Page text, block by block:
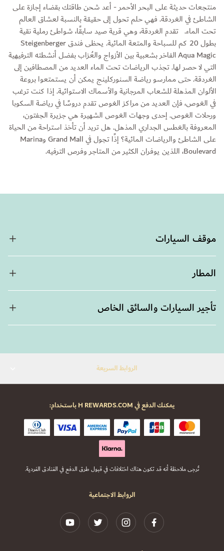
منتجعات حديثة على البحر الأحمر - أعد شحن طاقتك بقضاء إجازة على
الشاطئ في الغردقة. فهي حلم تحول إلى حقيقة بالنسبة لعشاق العالم
تحت الماء. تقدم الغردقة، وهي قرية صيد سابقًا، شواطئ رملية نقية
بطول 20 كم للسباحة والمتعة المائية. يحظى فندق Steigenberger
Aqua Magic الفاخر بشعبية بين الأزواج والعُزاب بفضل أنشطته الترفيهية
التي لا حصر لها. تجذب الرياضات تحت الماء العديد من المصطافين إلى
الغردقة. حتى ممارسو رياضة السنوركلينج يمكن أن يستمتعوا بروعة
الألوان المذهلة للشعاب المرجانية والأسماك الاستوائية. إذا كنت ترغب
في الغوص، فإن العديد من مراكز الغوص تقدم دروسًا في رياضة السكوبا
ورحلات الغوص. إحدى وجهات الغوص الشهيرة هي جزيرة الجفتون،
المعروفة بالغطس الجداري المذهل. هل تريد أن تأخذ استراحة من الحياة
على الشاطئ والرياضات المائية؟ إذًا تجول في Grand Mall وMarina
Boulevard، اللذين يوفران الكثير من المتاجر وفرص الترفيه.
موقف السيارات
المطار
تأجير السيارات والسائق الخاص
الروابط السريعة
الروابط الاجتماعية
يمكنك الدفع في H REWARDS.COM باستخدام:
تُرجى ملاحظة أنه قد تكون هناك اختلافات في قبول طرق الدفع في الفنادق الفردية.